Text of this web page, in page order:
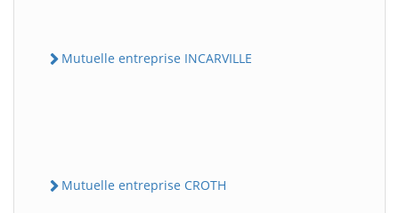
Mutuelle entreprise INCARVILLE
Mutuelle entreprise CROTH